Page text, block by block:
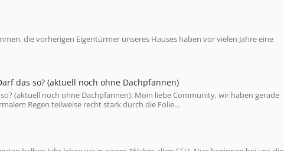
die vorherigen Eigentürmer unseres Hauses haben vor vielen Jahre eine
das so? (aktuell noch ohne Dachpfannen)
(aktuell noch ohne Dachpfannen): Moin liebe Community, wir haben gerade
Regen teilweise recht stark durch die Folie...